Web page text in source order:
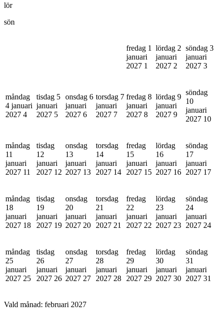
lör
sön
fredag 1
januari
2027 1
lördag 2
januari
2027 2
söndag 3
januari
2027 3
måndag
4 januari
2027 4
tisdag 5
januari
2027 5
onsdag 6
januari
2027 6
torsdag 7
januari
2027 7
fredag 8
januari
2027 8
lördag 9
januari
2027 9
söndag
10
januari
2027 10
måndag
11
januari
2027 11
tisdag
12
januari
2027 12
onsdag
13
januari
2027 13
torsdag
14
januari
2027 14
fredag
15
januari
2027 15
lördag
16
januari
2027 16
söndag
17
januari
2027 17
måndag
18
januari
2027 18
tisdag
19
januari
2027 19
onsdag
20
januari
2027 20
torsdag
21
januari
2027 21
fredag
22
januari
2027 22
lördag
23
januari
2027 23
söndag
24
januari
2027 24
måndag
25
januari
2027 25
tisdag
26
januari
2027 26
onsdag
27
januari
2027 27
torsdag
28
januari
2027 28
fredag
29
januari
2027 29
lördag
30
januari
2027 30
söndag
31
januari
2027 31
Vald månad: februari 2027